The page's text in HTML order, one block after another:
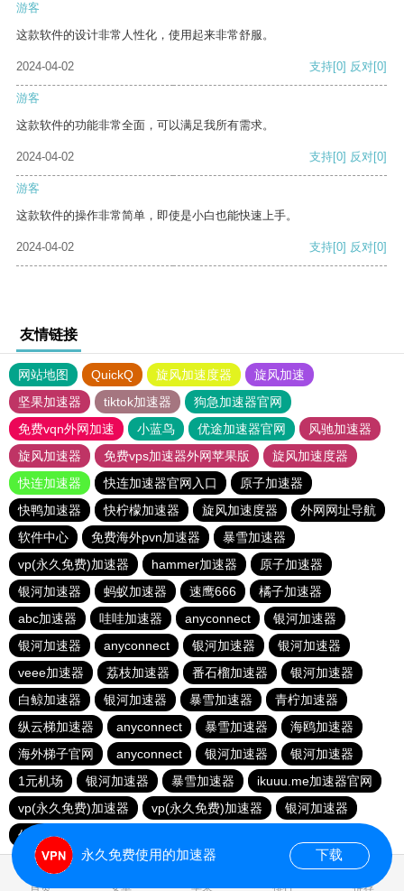
游客
这款软件的设计非常人性化，使用起来非常舒服。
2024-04-02 支持[0] 反对[0]
游客
这款软件的功能非常全面，可以满足我所有需求。
2024-04-02 支持[0] 反对[0]
游客
这款软件的操作非常简单，即使是小白也能快速上手。
2024-04-02 支持[0] 反对[0]
友情链接
网站地图 QuickQ 旋风加速度器
旋风加速
坚果加速器
tiktok加速器
狗急加速器官网
免费vqn外网加速
小蓝鸟 优途加速器官网
风驰加速器
旋风加速器
免费vps加速器外网苹果版
旋风加速度器
快连加速器
快连加速器官网入口
原子加速器
快鸭加速器
快柠檬加速器 旋风加速度器
外网网址导航
软件中心
免费海外pvn加速器
暴雪加速器
vp(永久免费)加速器
hammer加速器
原子加速器
银河加速器
蚂蚁加速器 速鹰666
橘子加速器
abc加速器
哇哇加速器 anyconnect
银河加速器
银河加速器
anyconnect 银河加速器
银河加速器
veee加速器
荔枝加速器 番石榴加速器
银河加速器
白鲸加速器
银河加速器 暴雪加速器
青柠加速器
纵云梯加速器
anyconnect 暴雪加速器
海鸥加速器
海外梯子官网
anyconnect 银河加速器
银河加速器
1元机场
银河加速器 暴雪加速器
ikuuu.me加速器官网
vp(永久免费)加速器
vp(永久免费)加速器
银河加速器
优云666
首页 安卓 苹果 排行 推荐
永久免费使用的加速器 下载
0.048348s